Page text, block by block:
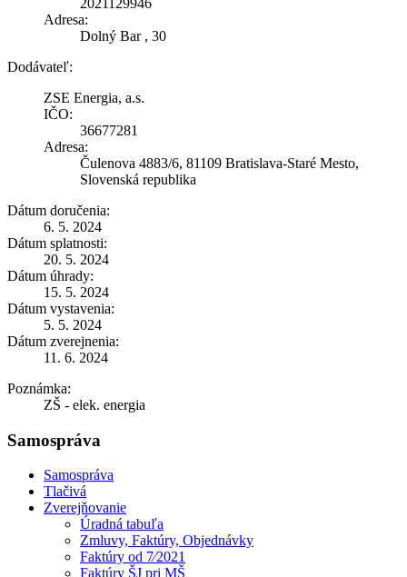
Adresa:
Dolný Bar , 30
Dodávateľ:
ZSE Energia, a.s.
IČO:
36677281
Adresa:
Čulenova 4883/6, 81109 Bratislava-Staré Mesto,
Slovenská republika
Dátum doručenia:
6. 5. 2024
Dátum splatnosti:
20. 5. 2024
Dátum úhrady:
15. 5. 2024
Dátum vystavenia:
5. 5. 2024
Dátum zverejnenia:
11. 6. 2024
Poznámka:
ZŠ - elek. energia
Samospráva
Samospráva
Tlačivá
Zverejňovanie
Úradná tabuľa
Zmluvy, Faktúry, Objednávky
Faktúry od 7⁄2021
Faktúry ŠJ pri MŠ